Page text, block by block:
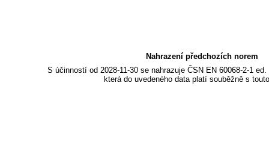
Nahrazení předchozích norem
S účinností od 2028-11-30 se nahrazuje ČSN EN 60068-2-1
která do uvedeného data platí souběžně s